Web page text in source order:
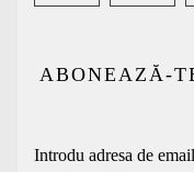
ABONEAZĂ-
Introdu adresa de